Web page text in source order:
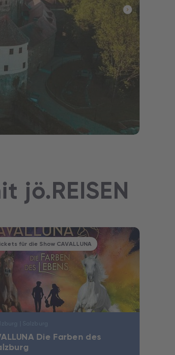
für die Show CAVALLUNA
Die Farben des